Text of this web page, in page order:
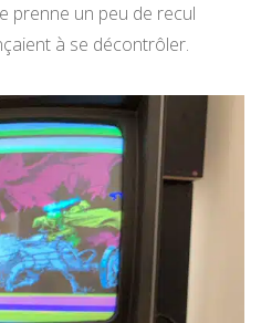
prenne un peu de recul
à se décontrôler.